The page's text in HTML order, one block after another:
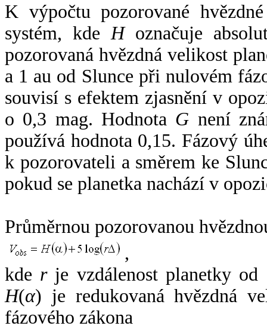
K výpočtu pozorované
systém, kde Hoznačuje
pozorovaná hvězdná velikost
a 1 au od Slunce při nulovém
souvisí s efektem zjasnění v
o 0,3 mag. Hodnota G není
používá hodnota 0,15. Fázový
k pozorovateli a směrem ke
pokud se planetka nachází v
Průměrnou pozorovanou
,
kde rje vzdálenost planetky od
H(α) je redukovaná hvězdná
fázového zákona